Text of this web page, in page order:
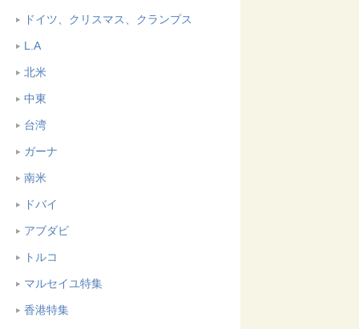
ドイツ、クリスマス、クランプス
L.A
北米
中東
台湾
ガーナ
南米
ドバイ
アブダビ
トルコ
マルセイユ特集
香港特集